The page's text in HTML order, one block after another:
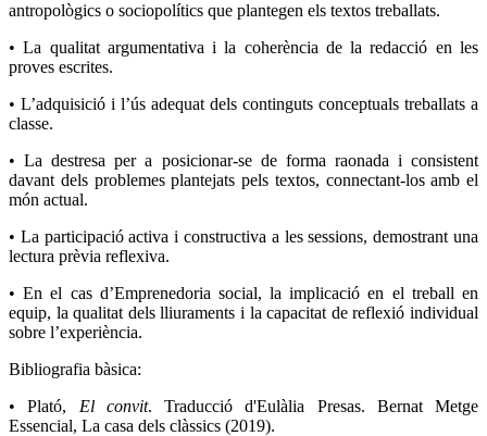
antropològics o sociopolítics que plantegen els textos treballats.
• La qualitat argumentativa i la coherència de la redacció en les
proves escrites.
• L’adquisició i l’ús adequat dels continguts conceptuals treballats a
classe.
• La destresa per a posicionar-se de forma raonada i consistent
davant dels problemes plantejats pels textos, connectant-los amb el
món actual.
• La participació activa i constructiva a les sessions, demostrant una
lectura prèvia reflexiva.
• En el cas d’Emprenedoria social, la implicació en el treball en
equip, la qualitat dels lliuraments i la capacitat de reflexió individual
sobre l’experiència.
Bibliografia bàsica:
• Plató, El convit. Traducció d'Eulàlia Presas. Bernat Metge
Essencial, La casa dels clàssics (2019).